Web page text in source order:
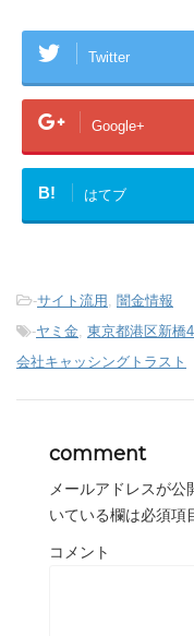
Twitter
Google+
B! はてブ
-サイト流用 , 闇金情報
-ヤミ金, 東京都港区新橋
会社キャッシングトラスト
comment
メールアドレスが公
いている欄は必須項
コメント